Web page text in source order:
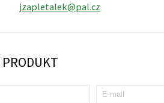
jzapletalek@pal.cz